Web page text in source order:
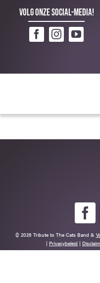
Volg onze social-media!
© 2026 Tribute to The Cats Band &
| Privacybeleid |